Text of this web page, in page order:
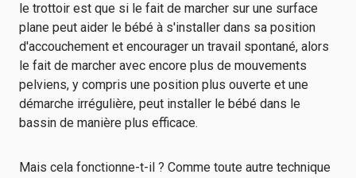
le trottoir est que si le fait de marcher sur une surface
plane peut aider le bébé à s'installer dans sa position
d'accouchement et encourager un travail spontané, alors
le fait de marcher avec encore plus de mouvements
pelviens, y compris une position plus ouverte et une
démarche irrégulière, peut installer le bébé dans le
bassin de manière plus efficace.
Mais cela fonctionne-t-il ? Comme toute autre technique